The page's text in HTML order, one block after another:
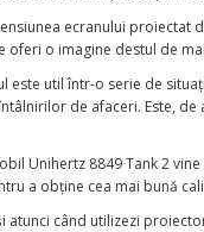
ecranului proiectat
oferi o imagine destul de
este util într-o serie de
de afaceri. Este,
Unihertz 8849 Tank 2
a obține cea mai bună
atunci când utilizezi